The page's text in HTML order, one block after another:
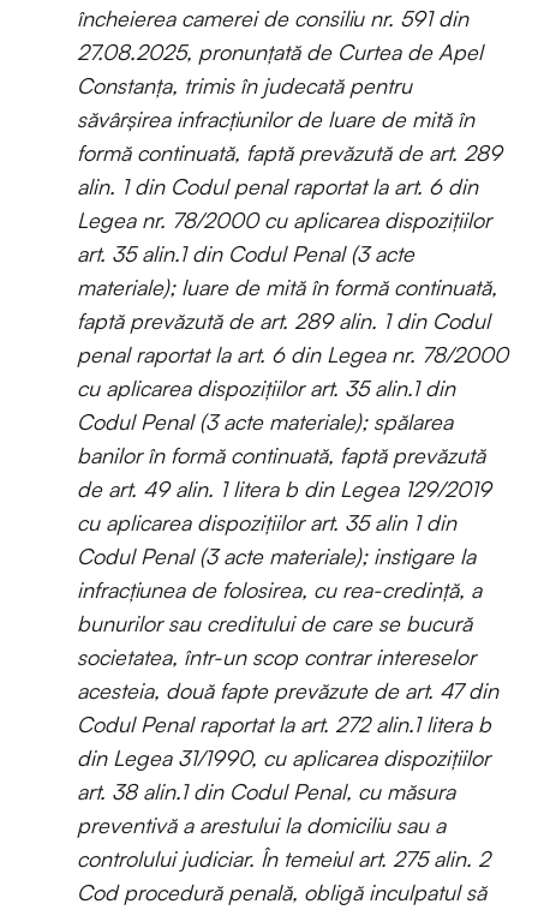
încheierea camerei de consiliu nr. 591 din
27.08.2025, pronunţată de Curtea de Apel
Constanţa, trimis în judecată pentru
săvârşirea infracţiunilor de luare de mită în
formă continuată, faptă prevăzută de art. 289
alin. 1 din Codul penal raportat la art. 6 din
Legea nr. 78/2000 cu aplicarea dispozițiilor
art. 35 alin.1 din Codul Penal (3 acte
materiale); luare de mită în formă continuată,
faptă prevăzută de art. 289 alin. 1 din Codul
penal raportat la art. 6 din Legea nr. 78/2000
cu aplicarea dispozițiilor art. 35 alin.1 din
Codul Penal (3 acte materiale); spălarea
banilor în formă continuată, faptă prevăzută
de art. 49 alin. 1 litera b din Legea 129/2019
cu aplicarea dispozițiilor art. 35 alin 1 din
Codul Penal (3 acte materiale); instigare la
infracțiunea de folosirea, cu rea-credinţă, a
bunurilor sau creditului de care se bucură
societatea, într-un scop contrar intereselor
acesteia, două fapte prevăzute de art. 47 din
Codul Penal raportat la art. 272 alin.1 litera b
din Legea 31/1990, cu aplicarea dispozițiilor
art. 38 alin.1 din Codul Penal, cu măsura
preventivă a arestului la domiciliu sau a
controlului judiciar. În temeiul art. 275 alin. 2
Cod procedură penală, obligă inculpatul să